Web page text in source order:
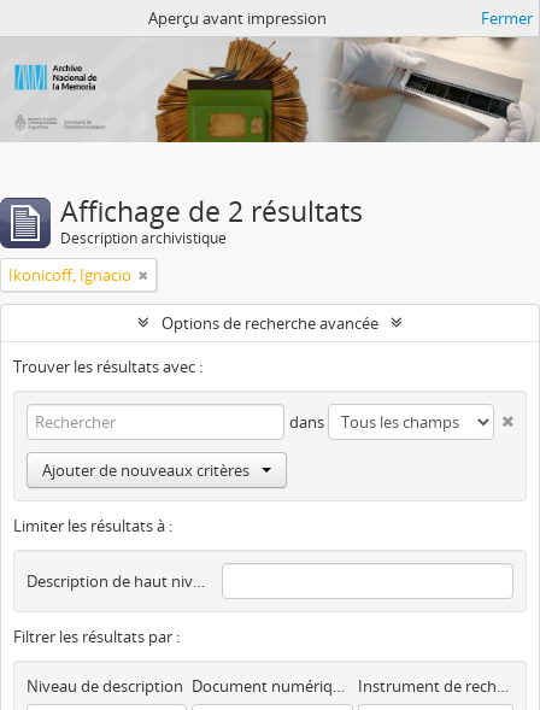
Aperçu avant impression Fermer
Affichage de 2 résultats
Description archivistique
Ikonicoff, Ignacio
Options de recherche avancée
Trouver les résultats avec :
dans
Ajouter de nouveaux critères
Limiter les résultats à :
Description de haut niveau
Filtrer les résultats par :
Niveau de description Document numérique disponible Instrument de recherche